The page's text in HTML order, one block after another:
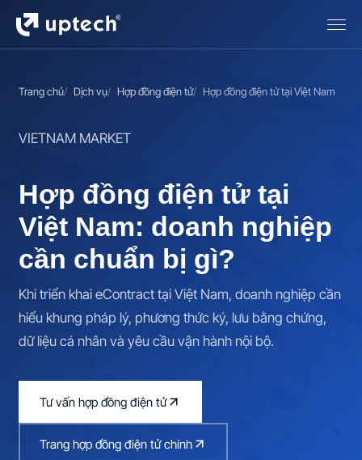
Trang chủ Dịch vụ Hợp đồng điện tử Hợp đồng điện tử tại Việt Nam
VIETNAM MARKET
Hợp đồng điện tử tại
Việt Nam: doanh nghiệp
cần chuẩn bị gì?
Khi triển khai eContract tại Việt Nam, doanh nghiệp cần
hiểu khung pháp lý, phương thức ký, lưu bằng chứng,
dữ liệu cá nhân và yêu cầu vận hành nội bộ.
Tư vấn hợp đồng điện tử
Trang hợp đồng điện tử chính